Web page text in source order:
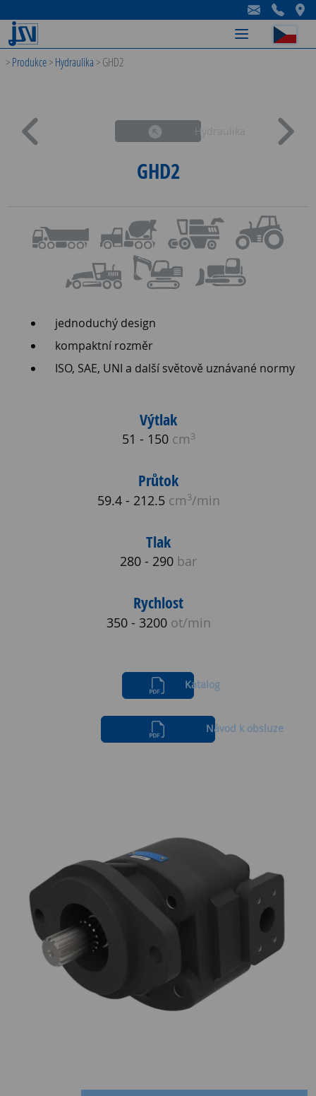
-
-
-
>Produkce>Hydraulika>GHD2
Hydraulika
GHD2
jednoduchý design
kompaktní rozměr
ISO, SAE, UNI a další světově uznávané normy
Výtlak
51 - 150 cm3
Průtok
59.4 - 212.5 cm3/min
Tlak
280 - 290 bar
Rychlost
350 - 3200 ot/min
Katalog
Návod k obsluze